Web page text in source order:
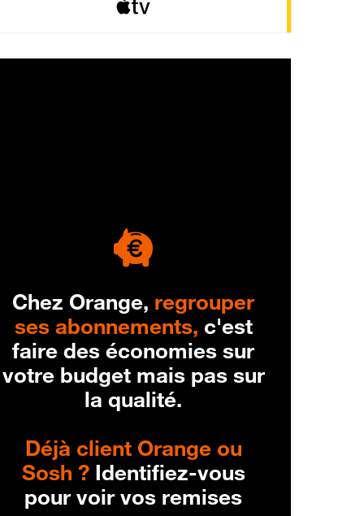
Chez Orange, regrouper
ses abonnements, c'est
faire des économies sur
votre budget mais pas sur
la qualité.
Déjà client Orange ou
Sosh ?Identifiez-vous
pour voir vos remises